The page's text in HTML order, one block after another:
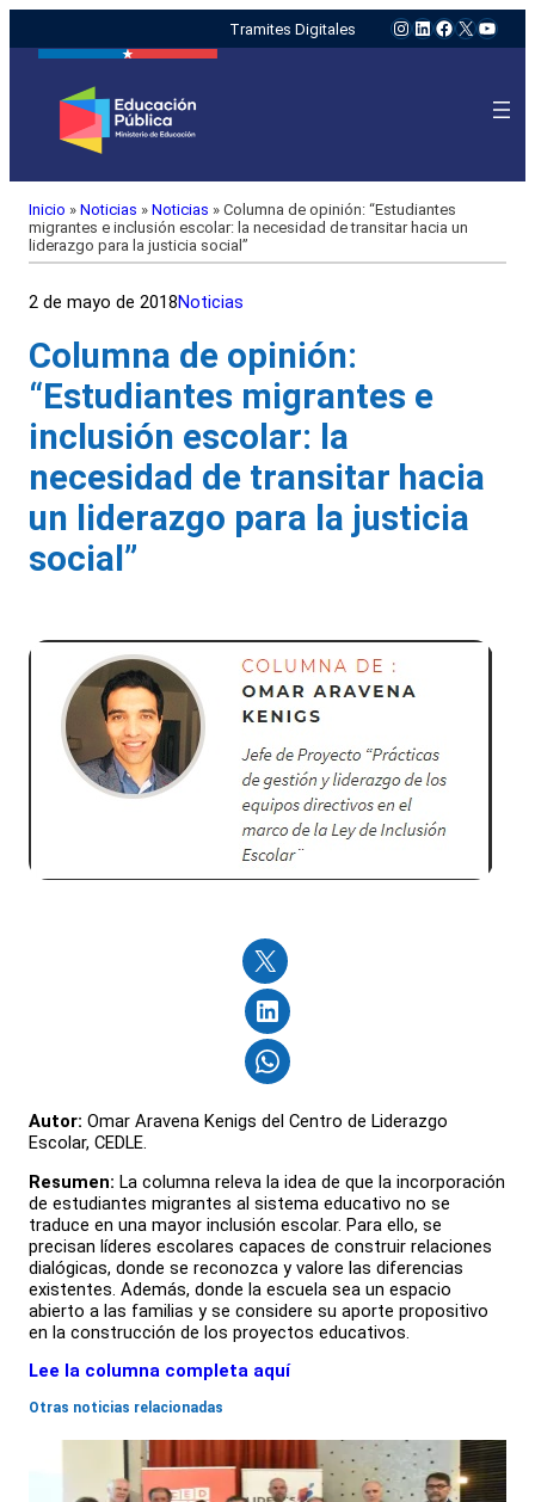
Tramites Digitales Instagram
LinkedIn
Facebook
X
Inicio » Noticias » Noticias » Columna de opinión: “Estudiantes
migrantes e inclusión escolar: la necesidad de transitar hacia un
liderazgo para la justicia social”
2 de mayo de 2018Noticias
Columna de opinión:
“Estudiantes migrantes e
inclusión escolar: la
necesidad de transitar hacia
un liderazgo para la justicia
social”
Autor: Omar Aravena Kenigs del Centro de Liderazgo
Escolar, CEDLE.
Resumen: La columna releva la idea de que la incorporación
de estudiantes migrantes al sistema educativo no se
traduce en una mayor inclusión escolar. Para ello, se
precisan líderes escolares capaces de construir relaciones
dialógicas, donde se reconozca y valore las diferencias
existentes. Además, donde la escuela sea un espacio
abierto a las familias y se considere su aporte propositivo
en la construcción de los proyectos educativos.
Lee la columna completa aquí
Otras noticias relacionadas